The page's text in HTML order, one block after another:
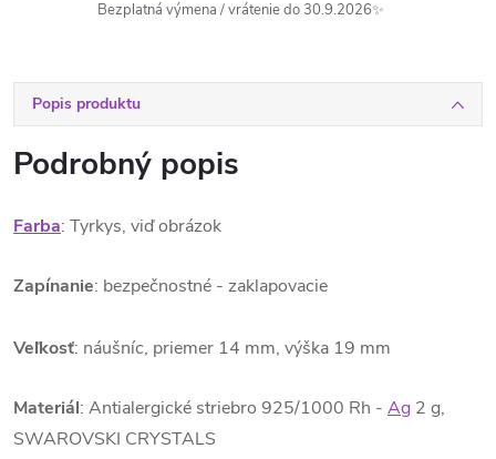
Bezplatná výmena / vrátenie do 30.9.2026✨
Popis produktu
Podrobný popis
Farba: Tyrkys, viď obrázok
Zapínanie: bezpečnostné - zaklapovacie
Veľkosť: náušníc, priemer 14 mm, výška 19 mm
Materiál: Antialergické striebro 925/1000 Rh - Ag 2 g,
SWAROVSKI CRYSTALS